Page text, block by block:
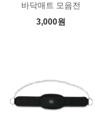
바닥매트 모음전
3,000원